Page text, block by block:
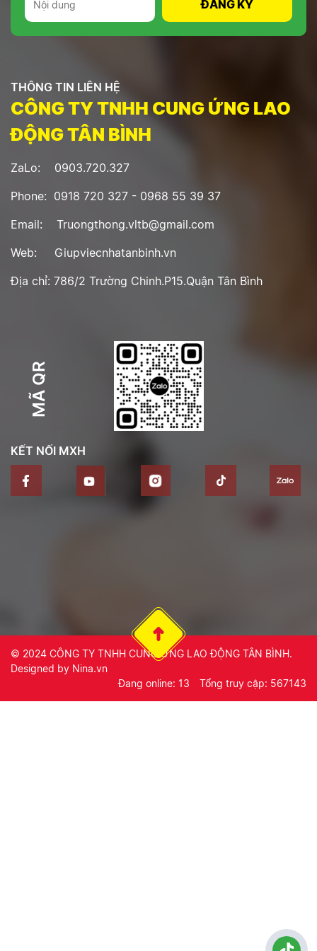
THÔNG TIN LIÊN HỆ
CÔNG TY TNHH CUNG ỨNG LAO
ĐỘNG TÂN BÌNH
ZaLo: 0903.720.327
Phone: 0918 720 327 - 0968 55 39 37
Email: Truongthong.vltb@gmail.com
Web: Giupviecnhatanbinh.vn
Địa chỉ: 786/2 Trường Chinh.P15.Quận Tân Bình
MÃ QR
KẾT NỐI MXH
© 2024 CÔNG TY TNHH CUNG ỨNG LAO ĐỘNG TÂN BÌNH.
Designed by Nina.vn
Đang online: 13
Tổng truy cập: 567143